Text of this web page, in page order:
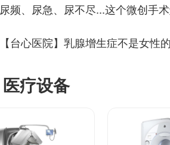
尿频、尿急、尿不尽...这个微创手
医疗设备